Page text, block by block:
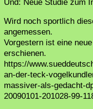
Und: Neue Studie zum
Wird noch sportlich
angemessen.
Vorgestern ist eine
erschienen.
https://
an-der-teck-
massiver-als-gedacht-
20090101-201028-99-